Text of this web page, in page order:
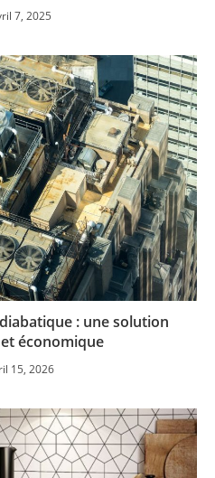
7, 2025
: une solution
économique
15, 2026